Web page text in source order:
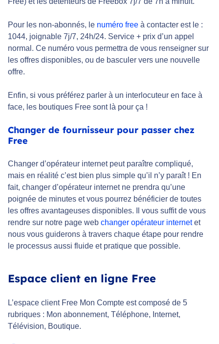
Pour les non-abonnés, le numéro free à contacter est le :
1044, joignable 7j/7, 24h/24. Service + prix d’un appel
normal. Ce numéro vous permettra de vous renseigner sur
les offres disponibles, ou de basculer vers une nouvelle
offre.
Enfin, si vous préférez parler à un interlocuteur en face à
face, les boutiques Free sont là pour ça !
Changer de fournisseur pour passer chez
Free
Changer d’opérateur internet peut paraître compliqué,
mais en réalité c’est bien plus simple qu’il n’y paraît ! En
fait, changer d’opérateur internet ne prendra qu’une
poignée de minutes et vous pourrez bénéficier de toutes
les offres avantageuses disponibles. Il vous suffit de vous
rendre sur notre page web changer opérateur internetet
nous vous guiderons à travers chaque étape pour rendre
le processus aussi fluide et pratique que possible.
Espace client en ligne Free
L’espace client Free Mon Compte est composé de 5
rubriques : Mon abonnement, Téléphone, Internet,
Télévision, Boutique.